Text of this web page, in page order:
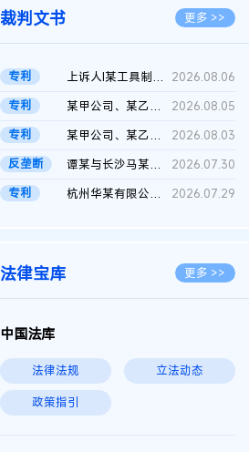
裁判文书 更多 >>
专利 上诉人I某工具制品有限公司与被上诉人程某及一审被告中华人民共和...
2026.08.06
专利
某甲公司、某乙公司、某丙公司申请诉前行为保全复议裁定书
2026.08.05
专利
某甲公司、某乙公司、官某与某丙公司专利申请权权属纠纷 二审判决...
2026.08.03
反垄断
谭某与长沙马某堆农产品股份有限公司滥用市场支配地位纠纷二审裁...
2026.07.30
专利
杭州华某有限公司与菲某有限公司侵害发明专利权纠纷 2026.07.29
法律宝库 更多 >>
中国法库
法律法规 立法动态
政策指引